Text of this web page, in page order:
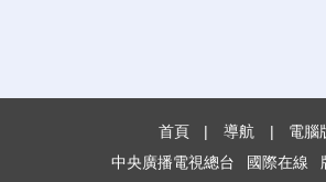
首頁 | 導航 |
電腦
中央廣播電視總台
國際在線